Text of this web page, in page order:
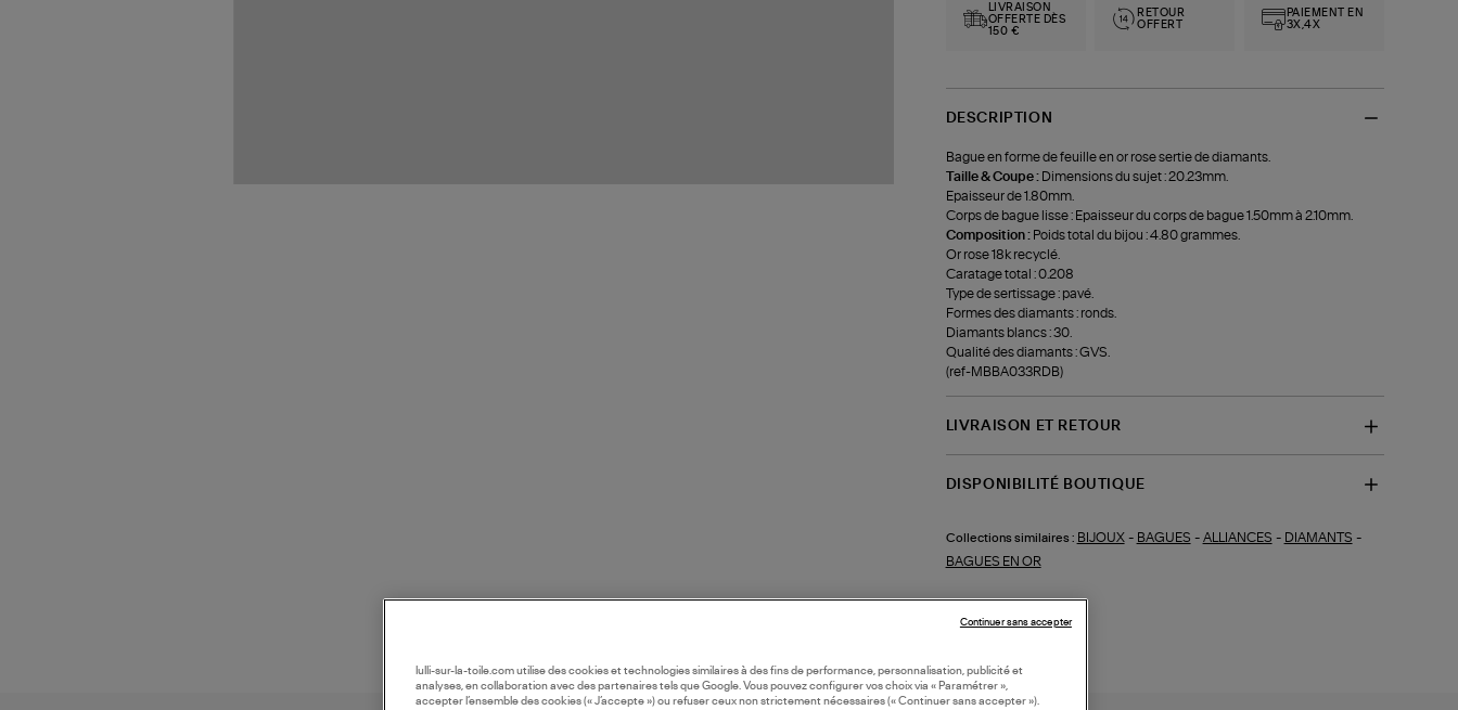
LIVRAISON
OFFERTE DÈS
150 €
RETOUR
OFFERT
PAIEMENT EN
3X,4X
DESCRIPTION
Bague en forme de feuille en or rose sertie de diamants.
Taille & Coupe : Dimensions du sujet : 20.23mm.
Epaisseur de 1.80mm.
Corps de bague lisse : Epaisseur du corps de bague 1.50mm à 2.10mm.
Composition : Poids total du bijou : 4.80 grammes.
Or rose 18k recyclé.
Caratage total : 0.208
Type de sertissage : pavé.
Formes des diamants : ronds.
Diamants blancs : 30.
Qualité des diamants : GVS.
(ref-MBBA033RDB)
LIVRAISON ET RETOUR
DISPONIBILITÉ BOUTIQUE
Collections similaires : BIJOUX- BAGUES - ALLIANCES - DIAMANTS -
BAGUES EN OR
lulli-sur-la-toile.com utilise des cookies et technologies similaires à des fins de performance, personnalisation, publicité et
analyses, en collaboration avec des partenaires tels que Google. Vous pouvez configurer vos choix via « Paramétrer »,
accepter l’ensemble des cookies (« J’accepte ») ou refuser ceux non strictement nécessaires (« Continuer sans accepter »).
Continuer sans accepter